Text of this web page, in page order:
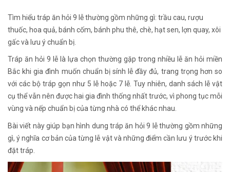
Tìm hiểu tráp ăn hỏi 9 lễ thường gồm những gì: trầu cau, rượu
thuốc, hoa quả, bánh cốm, bánh phu thê, chè, hạt sen, lợn quay, xôi
gấc và lưu ý chuẩn bị.
Tráp ăn hỏi 9 lễ là lựa chọn thường gặp trong nhiều lễ ăn hỏi miền
Bắc khi gia đình muốn chuẩn bị sính lễ đầy đủ, trang trọng hơn so
với các bộ tráp gọn như 5 lễ hoặc 7 lễ. Tuy nhiên, danh sách lễ vật
cụ thể vẫn nên được hai gia đình thống nhất trước, vì phong tục mỗi
vùng và nếp chuẩn bị của từng nhà có thể khác nhau.
Bài viết này giúp bạn hình dung tráp ăn hỏi 9 lễ thường gồm những
gì, ý nghĩa cơ bản của từng lễ vật và những điểm cần lưu ý trước khi
đặt tráp.